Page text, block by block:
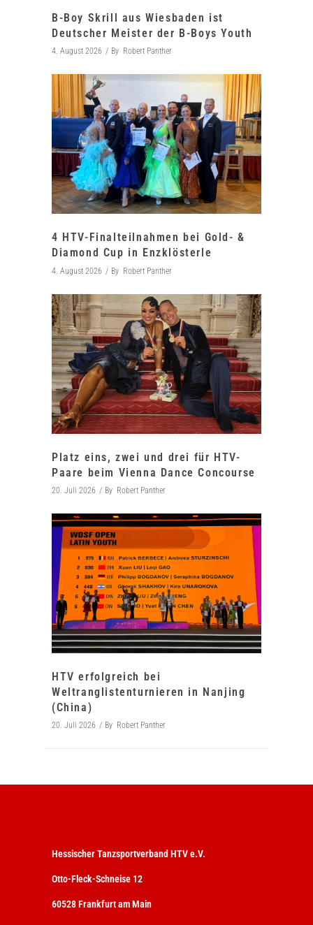
B-Boy Skrill aus Wiesbaden ist
Deutscher Meister der B-Boys Youth
4. August 2026 By Robert Panther
4 HTV-Finalteilnahmen bei Gold- &
Diamond Cup in Enzklösterle
4. August 2026 By Robert Panther
Platz eins, zwei und drei für HTV-
Paare beim Vienna Dance Concourse
20. Juli 2026 By Robert Panther
HTV erfolgreich bei
Weltranglistenturnieren in Nanjing
(China)
20. Juli 2026 By Robert Panther
Hessischer Tanzsportverband HTV e.V.
Otto-Fleck-Schneise 12
60528 Frankfurt am Main